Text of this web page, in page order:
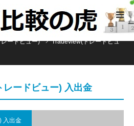
ードビュー)
Tradeview(トレードビュ
ードビュー) 入出金
入出金